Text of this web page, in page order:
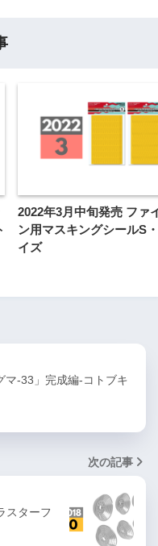
2022年3月中旬発売 ファ
ン用マスキングシールS
イズ
マ-33」完成編-コトブキ
次の記事
スターフ